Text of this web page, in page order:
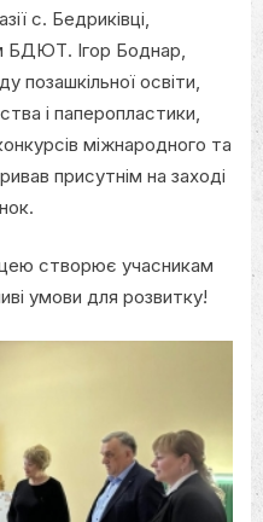
с. Бедриківці,
БДЮТ. Ігор Боднар,
позашкільної освіти,
і паперопластики,
міжнародного та
присутнім на заході
створює учасникам
умови для розвитку!